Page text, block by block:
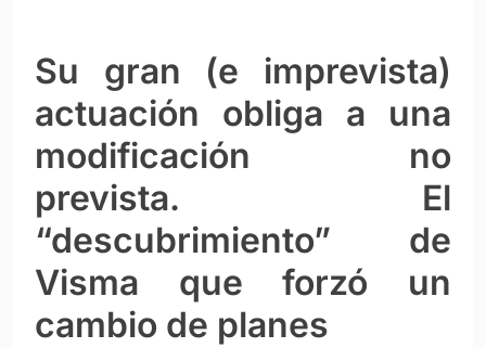
Su gran (e imprevista)
actuación obliga a una
modificación no
prevista. El
“descubrimiento” de
Visma que forzó un
cambio de planes